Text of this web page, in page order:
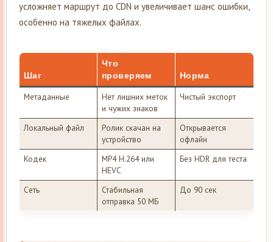
усложняет маршрут до CDN и увеличивает шанс ошибки,
особенно на тяжелых файлах.
Шаг
Что
проверяем
Норма
Метаданные
Нет лишних меток
и чужих знаков
Чистый экспорт
Локальный файл
Ролик скачан на
устройство
Открывается
офлайн
Кодек
MP4 H.264 или
HEVC
Без HDR для теста
Сеть
Стабильная
отправка 50 МБ
До 90 сек